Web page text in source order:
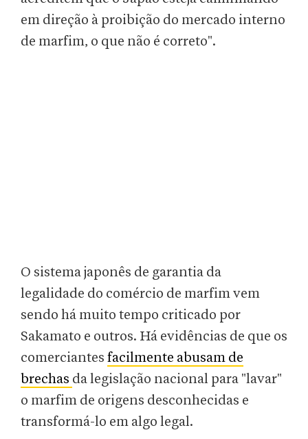
em direção à proibição do mercado interno
de marfim, o que não é correto".
O sistema japonês de garantia da
legalidade do comércio de marfim vem
sendo há muito tempo criticado por
Sakamato e outros. Há evidências de que os
comerciantes facilmente abusam de
brechas da legislação nacional para "lavar"
o marfim de origens desconhecidas e
transformá-lo em algo legal.